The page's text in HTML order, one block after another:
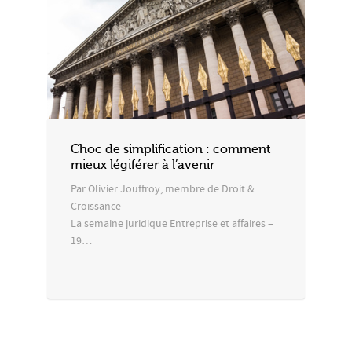
Choc de simplification : comment
mieux légiférer à l’avenir
Par Olivier Jouffroy, membre de Droit &
Croissance
La semaine juridique Entreprise et affaires –
19…